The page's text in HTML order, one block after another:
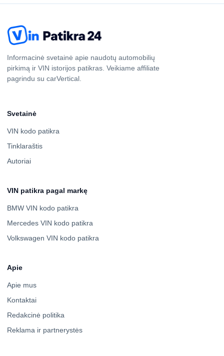
Informacinė svetainė apie naudotų automobilių
pirkimą ir VIN istorijos patikras. Veikiame affiliate
pagrindu su carVertical.
Svetainė
VIN kodo patikra
Tinklaraštis
Autoriai
VIN patikra pagal markę
BMW VIN kodo patikra
Mercedes VIN kodo patikra
Volkswagen VIN kodo patikra
Apie
Apie mus
Kontaktai
Redakcinė politika
Reklama ir partnerystės